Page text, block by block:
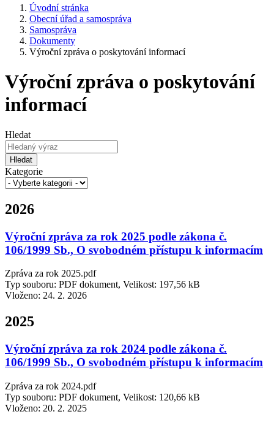
Úvodní stránka
Obecní úřad a samospráva
Samospráva
Dokumenty
Výroční zpráva o poskytování informací
Výroční zpráva o poskytování
informací
Hledat
Hledat
Kategorie
2026
Výroční zpráva za rok 2025 podle zákona č.
106/1999 Sb., O svobodném přístupu k informacím
Zpráva za rok 2025.pdf
Typ souboru: PDF dokument, Velikost: 197,56 kB
Vloženo: 24. 2. 2026
2025
Výroční zpráva za rok 2024 podle zákona č.
106/1999 Sb., O svobodném přístupu k informacím
Zpráva za rok 2024.pdf
Typ souboru: PDF dokument, Velikost: 120,66 kB
Vloženo: 20. 2. 2025